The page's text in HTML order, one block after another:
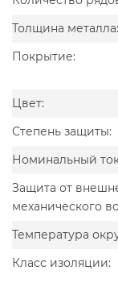
Толщина металла:
Покрытие:
Цвет:
Степень защиты:
Номинальный
Защита от
механического
Температура
Класс изоляции: